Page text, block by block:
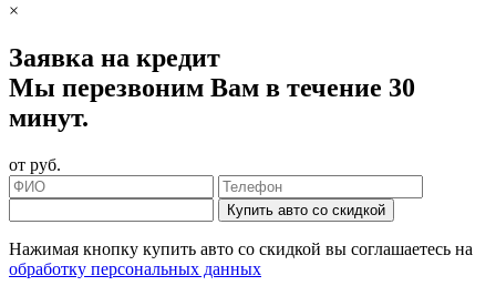
×
Заявка на кредит
Мы перезвоним Вам в течение 30
минут.
от руб.
Купить авто со скидкой
Нажимая кнопку купить авто со скидкой вы соглашаетесь на
обработку персональных данных